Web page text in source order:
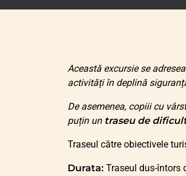
Această excursie se
activități în deplină
De asemenea, copiii cu
puțin un traseu de
Traseul către obiectivele
Durata: Traseul dus-întors